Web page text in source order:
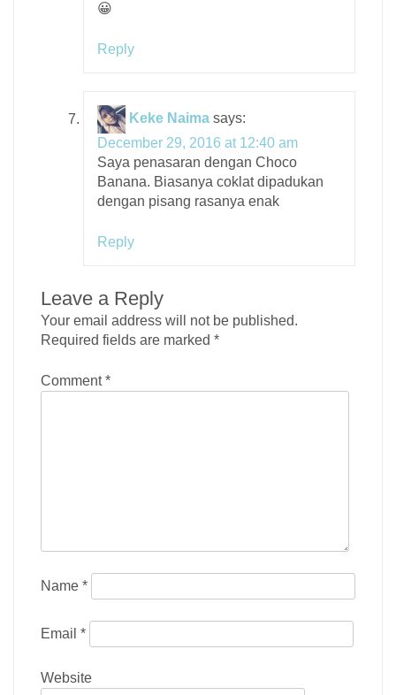
😀
Reply
Keke Naima says:
December 29, 2016 at 12:40 am
Saya penasaran dengan Choco
Banana. Biasanya coklat dipadukan
dengan pisang rasanya enak
Reply
Leave a Reply
Your email address will not be published.
Required fields are marked *
Comment*
Name *
Email *
Website